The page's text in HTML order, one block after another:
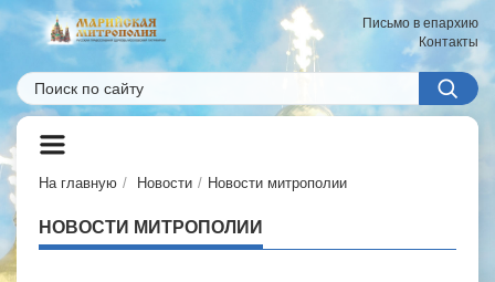
Письмо в епархию
Контакты
На главную Новости Новости митрополии
НОВОСТИ МИТРОПОЛИИ